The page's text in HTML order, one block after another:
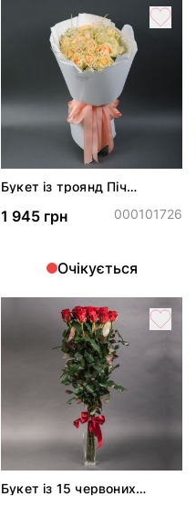
Букет із троянд Піч
1 945 грн 000101726
Очікується
Букет із 15 червоних